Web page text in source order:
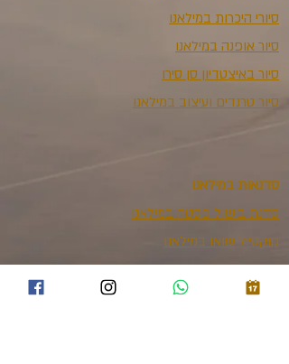
סיורי היכרות במילאנו
סיור אופנה במילאנו
סיור באיצטדיון סן סירו
סיור טרנדים ועיצוב במילאנו
סדנאות במילאנו
סדנת בישול פסטה במילאנו
קוקטייל שואו במילאנו
הפקות באיטליה